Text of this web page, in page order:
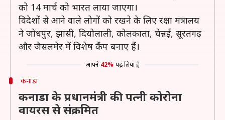
को 14 मार्च को भारत लाया जाएगा।
विदेशों से आने वाले लोगों को रखने के लिए रक्षा मंत्रालय
ने जोधपुर, झांसी, दियोलाली, कोलकाता, चेन्नई, सूरतगढ़
और जैसलमेर में विशेष कैंप बनाए हैं।
आपने 42% पढ़ लिया है
कनाडा
कनाडा के प्रधानमंत्री की पत्नी कोरोना
वायरस से संक्रमित